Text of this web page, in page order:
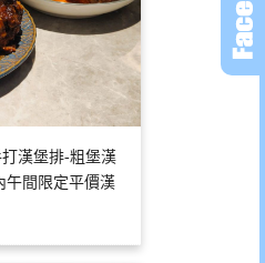
漢堡排-粗堡漢
午間限定平價漢